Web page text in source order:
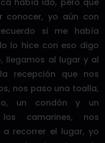
conocer, yo aún con
si me había
lo hice con eso digo
llegamos al lugar y al
recepción que nos
nos paso una toalla,
un condón y un
camarines, nos
recorrer el lugar, yo